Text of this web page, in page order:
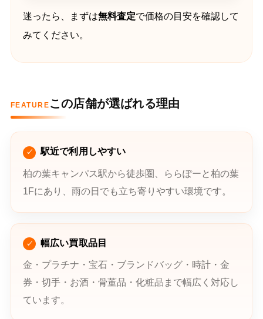
迷ったら、まずは無料査定で価格の目安を確認して
みてください。
FEATURE この店舗が選ばれる理由
駅近で利用しやすい
柏の葉キャンパス駅から徒歩圏、ららぽーと柏の葉
1Fにあり、雨の日でも立ち寄りやすい環境です。
幅広い買取品目
金・プラチナ・宝石・ブランドバッグ・時計・金
券・切手・お酒・骨董品・化粧品まで幅広く対応し
ています。